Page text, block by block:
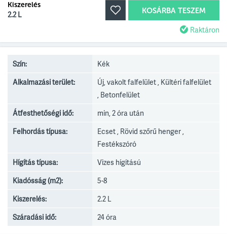
Kiszerelés
2.2 L KOSÁRBA TESZEM
Raktáron
Szín:
Kék
Alkalmazási terület:
Új, vakolt falfelület , Kültéri falfelület
, Betonfelület
Átfesthetőségi idő:
min, 2 óra után
Felhordás típusa:
Ecset , Rövid szőrű henger ,
Festékszóró
Hígítás típusa:
Vizes hígítású
Kiadósság (m2):
5-8
Kiszerelés:
2.2 L
Száradási idő:
24 óra